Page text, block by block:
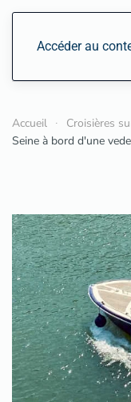
Accéder au
Accueil Croisières
Seine à bord d'une